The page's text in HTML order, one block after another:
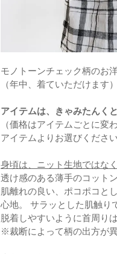
モノトーンチェック柄のお
（年中、着ていただけます
アイテムは、きゃみたんく
（価格はアイテムごとに変
アイテムよりお選びくださ
身頃は、ニット生地ではな
透け感のある薄手のコット
肌離れの良い、ポコポコと
心地。 サラッとした肌触り
脱着しやすいように首周り
※裁断によって柄の出方が